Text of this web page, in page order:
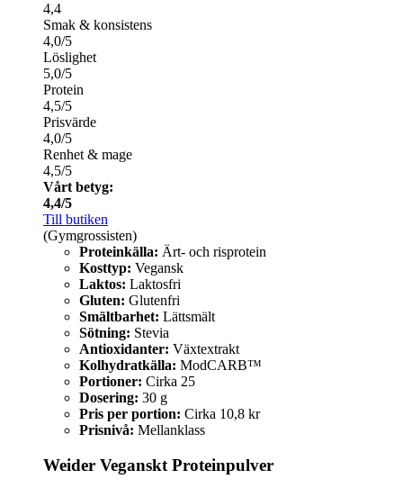
4,4
Smak & konsistens
4,0/5
Löslighet
5,0/5
Protein
4,5/5
Prisvärde
4,0/5
Renhet & mage
4,5/5
Vårt betyg:
4,4/5
Till butiken
(Gymgrossisten)
Proteinkälla: Ärt- och risprotein
Kosttyp: Vegansk
Laktos: Laktosfri
Gluten: Glutenfri
Smältbarhet: Lättsmält
Sötning: Stevia
Antioxidanter: Växtextrakt
Kolhydratkälla: ModCARB™
Portioner: Cirka 25
Dosering: 30 g
Pris per portion: Cirka 10,8 kr
Prisnivå: Mellanklass
Weider Veganskt Proteinpulver